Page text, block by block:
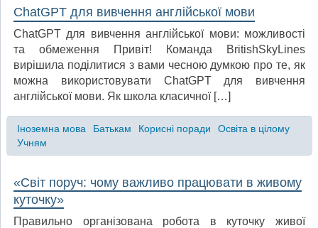
ChatGPT для вивчення англійської мови
ChatGPT для вивчення англійської мови: можливості
та обмеження Привіт! Команда BritishSkyLines
вирішила поділитися з вами чесною думкою про те, як
можна використовувати ChatGPT для вивчення
англійської мови. Як школа класичної […]
Іноземна мова Батькам Корисні поради
Освіта в цілому
Учням
«Світ поруч: чому важливо працювати в живому
куточку»
Правильно організована робота в куточку живої